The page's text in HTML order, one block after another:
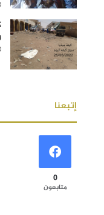
إتبعنا
0
متابعون